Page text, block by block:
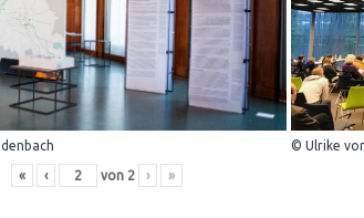
© Ulrike
« ‹ von 2 › »